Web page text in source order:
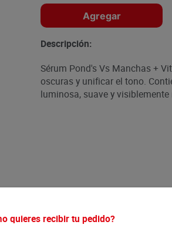
Agregar
Descripción:
Sérum Pond's Vs Manchas +
oscuras y unificar el tono.
luminosa, suave y
quieres recibir tu pedido?